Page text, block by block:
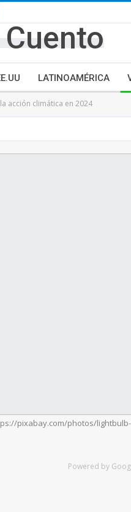
LATINOAMÉRICA
acción climática en 2024
pixabay.com/photos/
Powered by